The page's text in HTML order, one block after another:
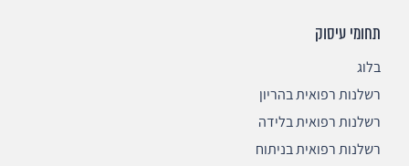
תחומי עיסוק
בלוג
רשלנות רפואית בהריון
רשלנות רפואית בלידה
רשלנות רפואית בניתוח